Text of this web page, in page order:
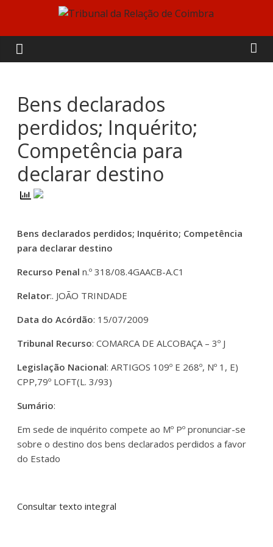
content
Tribunal
da
Relação
de
Coimbra
Bens declarados
perdidos; Inquérito;
Competência para
declarar destino
Bens declarados perdidos; Inquérito; Competência
para declarar destino
Recurso Penal n.º 318/08.4GAACB-A.C1
Relator:. JOÃO TRINDADE
Data do Acórdão: 15/07/2009
Tribunal Recurso: COMARCA DE ALCOBAÇA – 3º J
Legislação Nacional: ARTIGOS 109º E 268º, Nº 1, E)
CPP,79º LOFT(L. 3/93)
Sumário:
Em sede de inquérito compete ao Mº Pº pronunciar-se
sobre o destino dos bens declarados perdidos a favor
do Estado
Consultar texto integral